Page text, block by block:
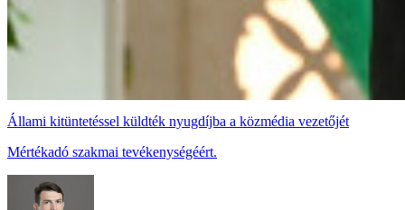
Állami kitüntetéssel küldték nyugdíjba a közmédia vezetőjét
Mértékadó szakmai tevékenységéért.